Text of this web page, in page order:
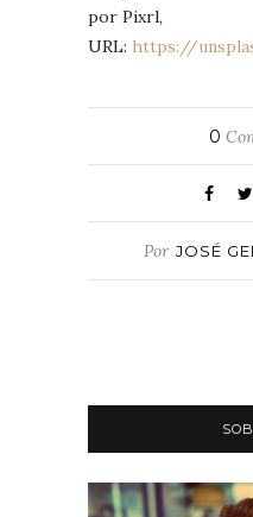
por Pixrl,
URL: https://
0
Por JOSÉ